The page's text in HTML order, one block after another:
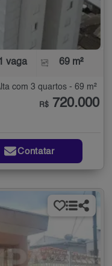
vaga 69 m²
com 3 quartos - 69 m²
R$ 720.000
Contatar